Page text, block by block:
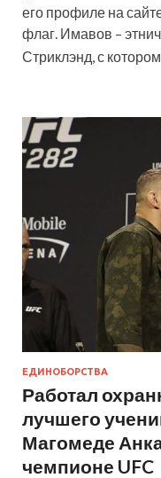
его профиле на
флаг. Имавов –
Стриклэнд, с
ЕДИНОБОРСТВА
Работал
лучшего
Магомеде
чемпионе UFC